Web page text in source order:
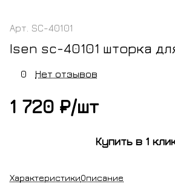
Арт. SC-40101
Isen sc-40101 шторка
0 Нет отзывов
1 720 ₽/шт
Купить в 1
ХарактеристикиОписание